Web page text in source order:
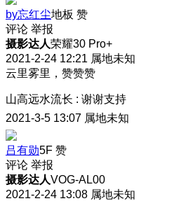
by忘红尘地板 赞
评论 举报
摄影达人荣耀30 Pro+
2021-2-24 12:21 属地未知
云里雾里，赞赞赞
山高远水流长 : 谢谢支持
2021-3-5 13:07 属地未知
吕有勋5F 赞
评论 举报
摄影达人VOG-AL00
2021-2-24 13:08 属地未知